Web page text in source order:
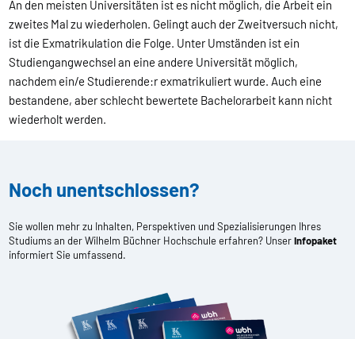
An den meisten Universitäten ist es nicht möglich, die Arbeit ein
zweites Mal zu wiederholen. Gelingt auch der Zweitversuch nicht,
ist die Exmatrikulation die Folge. Unter Umständen ist ein
Studiengangwechsel an eine andere Universität möglich,
nachdem ein/e Studierende:r exmatrikuliert wurde. Auch eine
bestandene, aber schlecht bewertete Bachelorarbeit kann nicht
wiederholt werden.
Noch unentschlossen?
Sie wollen mehr zu Inhalten, Perspektiven und Spezialisierungen Ihres
Studiums an der Wilhelm Büchner Hochschule erfahren? UnserInfopaket
informiert Sie umfassend.